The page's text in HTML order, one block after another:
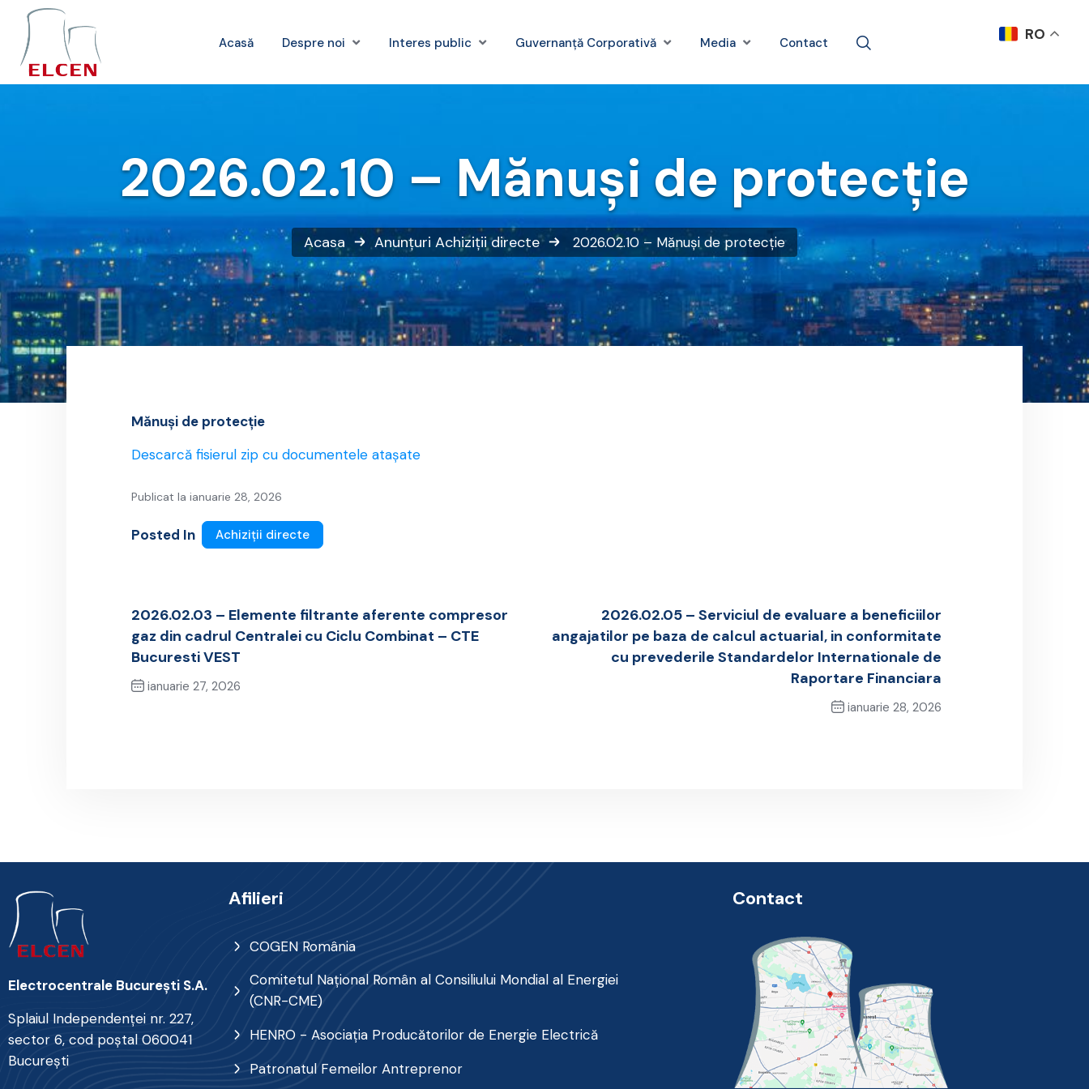
Acasă Despre noi Interes public Guvernanță Corporativă Media Contact
2026.02.10 – Mănuşi de protecţie
Acasa Anunțuri Achiziții directe 2026.02.10 – Mănuşi de protecţie
Mănuşi de protecţie
Descarcă fisierul zip cu documentele atașate
Publicat la ianuarie 28, 2026
Posted In Achiziții directe
2026.02.03 – Elemente filtrante aferente compresor
gaz din cadrul Centralei cu Ciclu Combinat – CTE
Bucuresti VEST
ianuarie 27, 2026
2026.02.05 – Serviciul de evaluare a beneficiilor
angajatilor pe baza de calcul actuarial, in conformitate
cu prevederile Standardelor Internationale de
Raportare Financiara
ianuarie 28, 2026
Electrocentrale Bucureşti S.A.
Splaiul Independenţei nr. 227,
sector 6, cod poştal 060041
Bucureşti
Afilieri
COGEN România
Comitetul Naţional Român al Consiliului Mondial al Energiei
(CNR-CME)
HENRO - Asociația Producătorilor de Energie Electrică
Patronatul Femeilor Antreprenor
Contact
RO